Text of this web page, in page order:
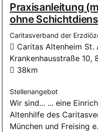
Praxisanleitung
ohne
Caritasverband der
Caritas Altenheim St.
Krankenhausstraße 10,
38km
Stellenangebot
Wir sind... ... eine
Altenhilfe des
München und Freising